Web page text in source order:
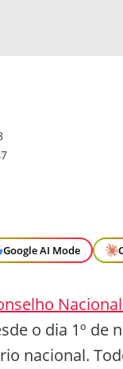
Google AI Mode
o dia 1º
nacional.